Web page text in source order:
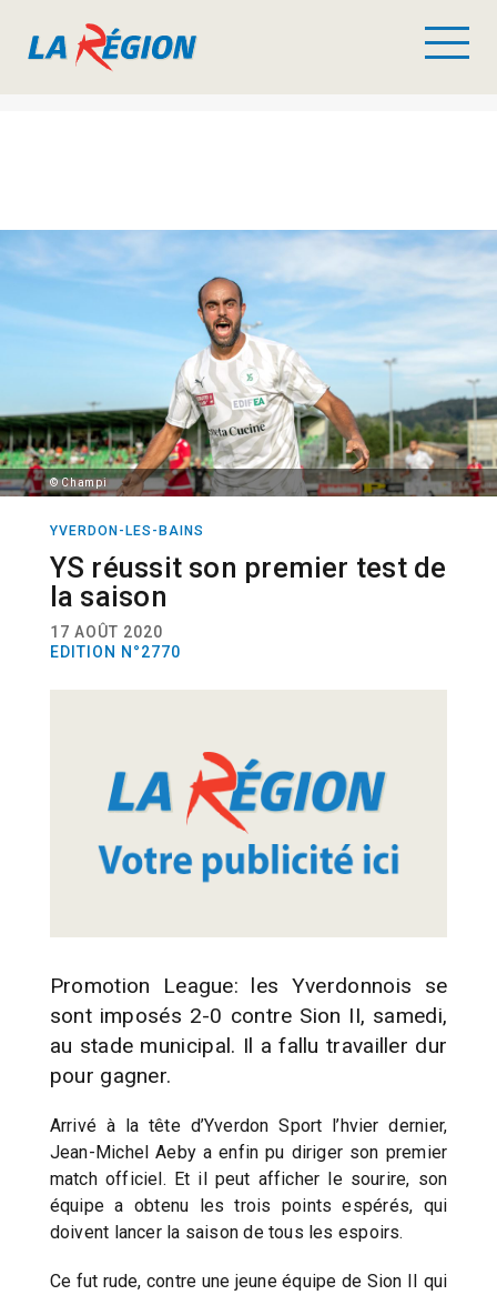
© Champi
YVERDON-LES-BAINS
YS réussit son premier test de
la saison
17 AOÛT 2020
EDITION N°2770
Promotion League: les Yverdonnois se
sont imposés 2-0 contre Sion II, samedi,
au stade municipal. Il a fallu travailler dur
pour gagner.
Arrivé à la tête d’Yverdon Sport l’hvier dernier,
Jean-Michel Aeby a enfin pu diriger son premier
match officiel. Et il peut afficher le sourire, son
équipe a obtenu les trois points espérés, qui
doivent lancer la saison de tous les espoirs.
Ce fut rude, contre une jeune équipe de Sion II qui